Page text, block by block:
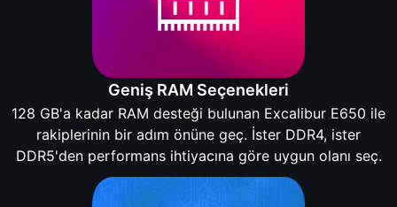
Geniş RAM Seçenekleri
128 GB'a kadar RAM desteği bulunan Excalibur E650 ile
rakiplerinin bir adım önüne geç. İster DDR4, ister
DDR5'den performans ihtiyacına göre uygun olanı seç.